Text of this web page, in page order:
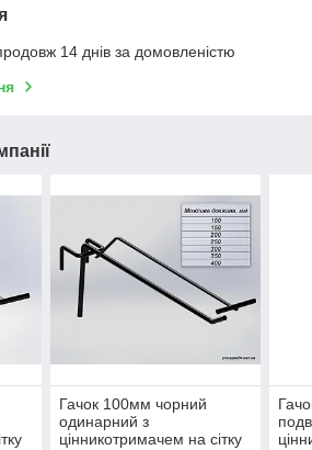
14 днів за домовленістю
Гачок 100мм чорний
одинарний з
цінникотримачем на сітку